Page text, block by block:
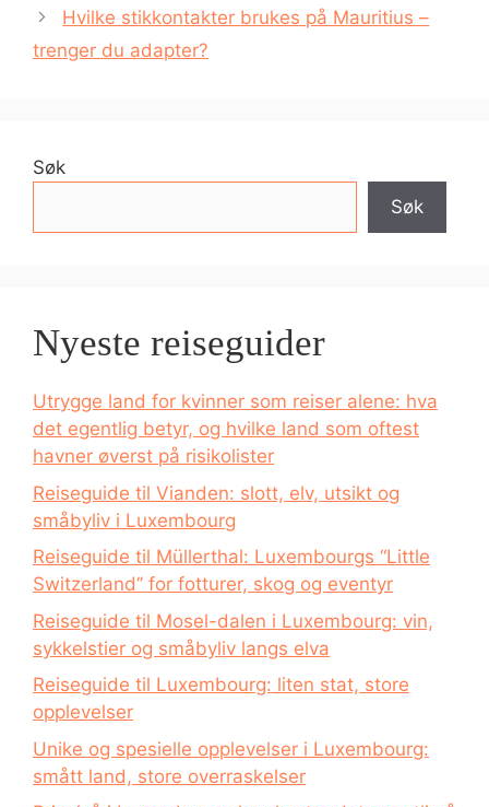
Hvilke stikkontakter brukes på Mauritius –
trenger du adapter?
Søk
Søk
Nyeste reiseguider
Utrygge land for kvinner som reiser alene: hva
det egentlig betyr, og hvilke land som oftest
havner øverst på risikolister
Reiseguide til Vianden: slott, elv, utsikt og
småbyliv i Luxembourg
Reiseguide til Müllerthal: Luxembourgs “Little
Switzerland” for fotturer, skog og eventyr
Reiseguide til Mosel-dalen i Luxembourg: vin,
sykkelstier og småbyliv langs elva
Reiseguide til Luxembourg: liten stat, store
opplevelser
Unike og spesielle opplevelser i Luxembourg:
smått land, store overraskelser